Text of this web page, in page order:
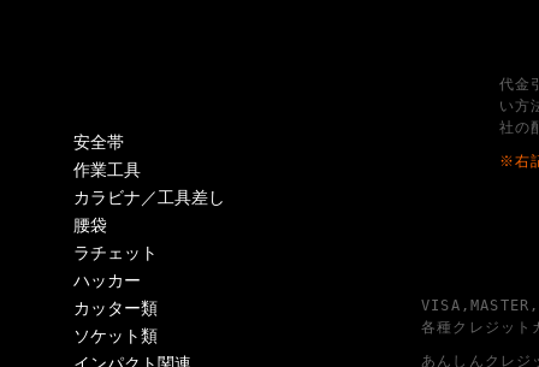
安全帯
作業工具
カラビナ／工具差し
腰袋
ラチェット
ハッカー
カッター類
ソケット類
代金
い方
社の
※右
各種クレジット
あんしんクレジ